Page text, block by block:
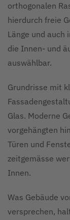
orthogonalen
hierdurch freie
Länge und auch
die Innen- und
auswählbar.
Grundrisse mit
Glas. Moderne
vorgehängten
Türen und
zeitgemässe
Innen.
Was Gebäude
versprechen,